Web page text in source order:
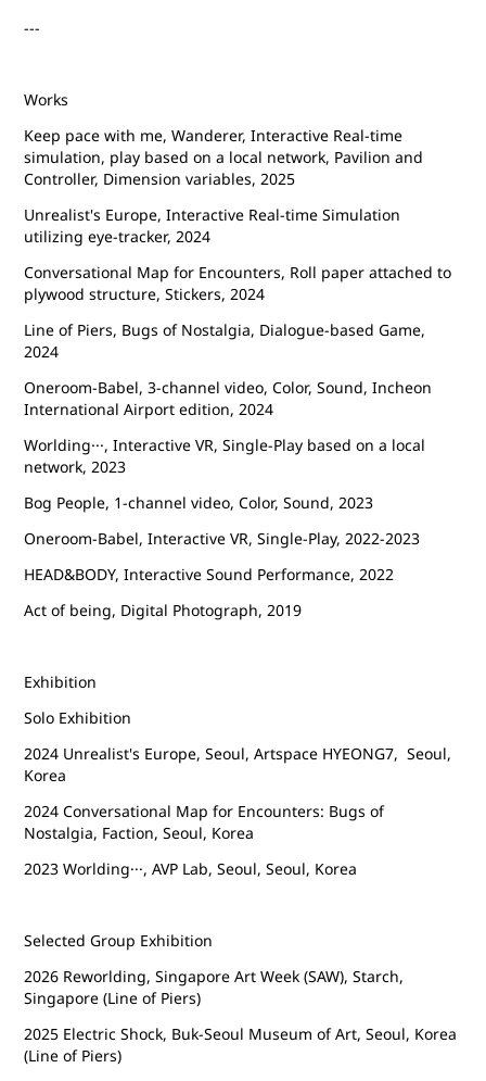
---
Works
Keep pace with me, Wanderer, Interactive Real-time
simulation, play based on a local network, Pavilion and
Controller, Dimension variables, 2025​​​​​​
Unrealist's Europe, Interactive Real-time Simulation
utilizing eye-tracker, 2024
Conversational Map for Encounters, Roll paper attached to
plywood structure, Stickers, 2024
Line of Piers, Bugs of Nostalgia, Dialogue-based Game,
2024
Oneroom-Babel, 3-channel video, Color, Sound, Incheon
International Airport edition, 2024
Worlding···, Interactive VR, Single-Play based on a local
network, 2023
Bog People, 1-channel video, Color, Sound, 2023
Oneroom-Babel, Interactive VR, Single-Play, 2022-2023
HEAD&BODY, Interactive Sound Performance, 2022
Act of being, Digital Photograph, 2019
Exhibition
Solo Exhibition
2024 Unrealist's Europe, Seoul, Artspace HYEONG7, Seoul,
Korea
2024 Conversational Map for Encounters: Bugs of
Nostalgia, Faction, Seoul, Korea
2023 Worlding···, AVP Lab, Seoul, Seoul, Korea
Selected Group Exhibition
2026 Reworlding, Singapore Art Week (SAW), Starch,
Singapore (Line of Piers)
2025 Electric Shock, Buk-Seoul Museum of Art, Seoul, Korea
(Line of Piers)